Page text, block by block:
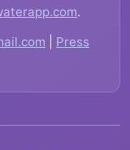
.
Press